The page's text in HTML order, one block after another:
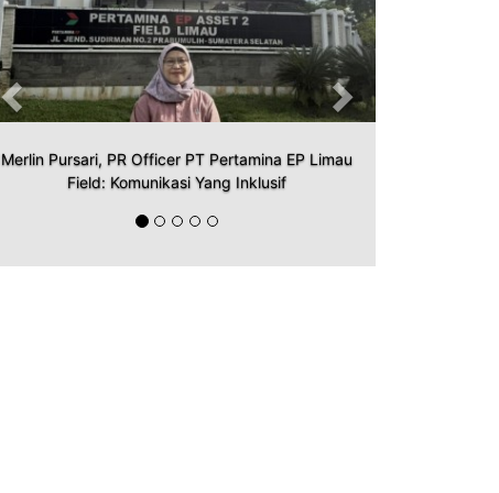
Merlin Pursari, PR Officer PT Pertamina EP Limau
Field: Komunikasi Yang Inklusif